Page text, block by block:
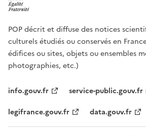
POP décrit et diffuse des notices
culturels étudiés ou conservés en
édifices ou sites, objets ou ensembles
photographies, etc.)
info.gouv.fr
service-public.gouv.fr
legifrance.gouv.fr
data.gouv.fr